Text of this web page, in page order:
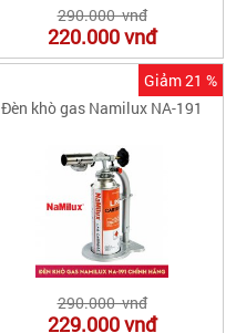
290.000 vnđ
220.000vnđ
Đèn khò gas Namilux NA-191
290.000 vnđ
229.000vnđ
Giảm 21 %